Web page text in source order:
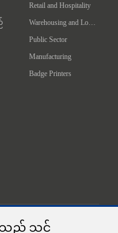
ည် သင်
Retail and Hospitality
Public Sector
Manufacturing
Badge Printers
District, Xiamen, China